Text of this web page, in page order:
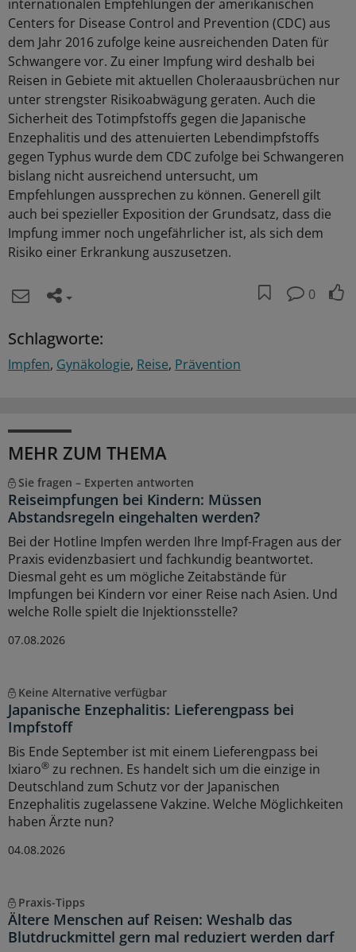
internationalen Empfehlungen der amerikanischen
Centers for Disease Control and Prevention (CDC) aus
dem Jahr 2016 zufolge keine ausreichenden Daten für
Schwangere vor. Zu einer Impfung wird deshalb bei
Reisen in Gebiete mit aktuellen Choleraausbrüchen nur
unter strengster Risikoabwägung geraten. Auch die
Sicherheit des Totimpfstoffs gegen die Japanische
Enzephalitis und des attenuierten Lebendimpfstoffs
gegen Typhus wurde dem CDC zufolge bei Schwangeren
bislang nicht ausreichend untersucht, um
Empfehlungen aussprechen zu können. Generell gilt
auch bei spezieller Exposition der Grundsatz, dass die
Impfung immer noch ungefährlicher ist, als sich dem
Risiko einer Erkrankung auszusetzen.
0
Schlagworte:
Impfen Gynäkologie Reise Prävention
MEHR ZUM THEMA
Sie fragen – Experten antworten
Reiseimpfungen bei Kindern: Müssen
Abstandsregeln eingehalten werden?
Bei der Hotline Impfen werden Ihre Impf-Fragen aus der
Praxis evidenzbasiert und fachkundig beantwortet.
Diesmal geht es um mögliche Zeitabstände für
Impfungen bei Kindern vor einer Reise nach Asien. Und
welche Rolle spielt die Injektionsstelle?
07.08.2026
Keine Alternative verfügbar
Japanische Enzephalitis: Lieferengpass bei
Impfstoff
Bis Ende September ist mit einem Lieferengpass bei
Ixiaro® zu rechnen. Es handelt sich um die einzige in
Deutschland zum Schutz vor der Japanischen
Enzephalitis zugelassene Vakzine. Welche Möglichkeiten
haben Ärzte nun?
04.08.2026
Praxis-Tipps
Ältere Menschen auf Reisen: Weshalb das
Blutdruckmittel gern mal reduziert werden darf